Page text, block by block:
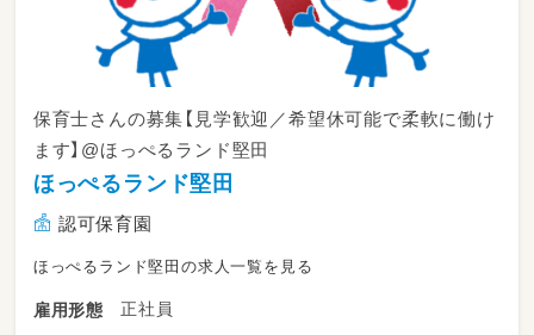
保育士さんの募集【見学歓迎／希望休可能で柔軟に働け
ます】@ほっぺるランド堅田
ほっぺるランド堅田
認可保育園
ほっぺるランド堅田の求人一覧を見る
雇用形態
正社員